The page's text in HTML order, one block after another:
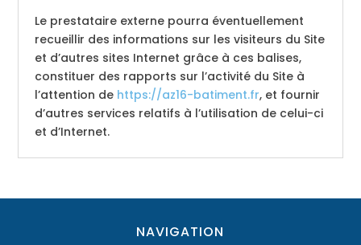
Le prestataire externe pourra éventuellement
recueillir des informations sur les visiteurs du Site
et d’autres sites Internet grâce à ces balises,
constituer des rapports sur l’activité du Site à
l’attention de https://az16-batiment.fr, et fournir
d’autres services relatifs à l’utilisation de celui-ci
et d’Internet.
NAVIGATION